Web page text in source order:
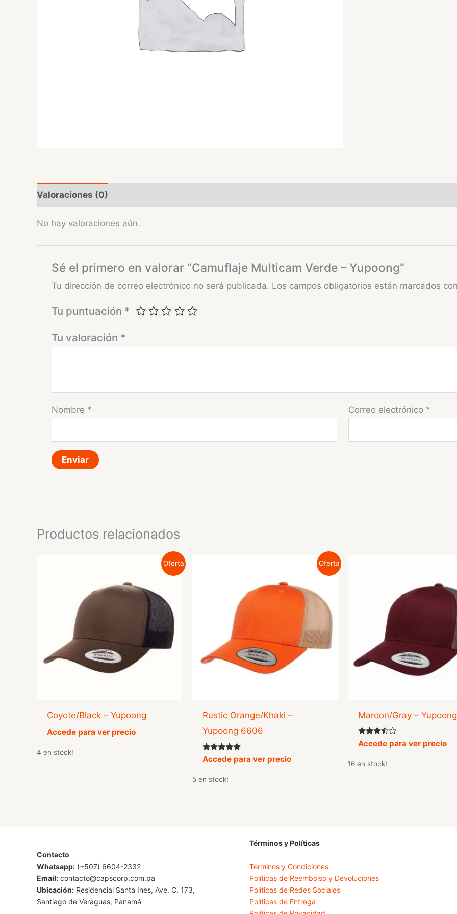
Valoraciones (0)
No hay valoraciones aún.
Sé el primero en valorar “Camuflaje Multicam Verde – Yupoong”
Tu dirección de correo electrónico no será publicada. Los campos obligatorios están marcados
Tu puntuación *
Tu valoración *
Nombre * Correo electrónico *
Productos relacionados
Oferta
Coyote/Black – Yupoong
Accede para ver precio
4 en stock!
Oferta
Rustic Orange/Khaki –
Yupoong 6606
Valorado
con
de 5
Accede para ver precio
5 en stock!
Maroon/Gray –
Valorado
con
de 5
Accede para ver precio
16 en stock!
Contacto
Whatsapp: (+507) 6604-2332
Email: contacto@capscorp.com.pa
Ubicación: Residencial Santa Ines, Ave. C. 173,
Santiago de Veraguas, Panamá
Términos y Políticas
Términos y Condiciones
Políticas de Reembolso y Devoluciones
Políticas de Redes Sociales
Políticas de Entrega